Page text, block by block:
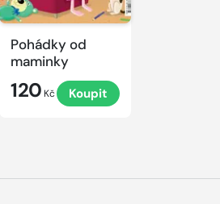
Pohádky od
maminky
120 Kč Koupit